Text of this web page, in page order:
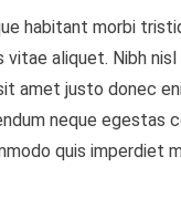
habitant morbi
aliquet. Nibh
amet justo donec
neque egestas
quis imperdiet